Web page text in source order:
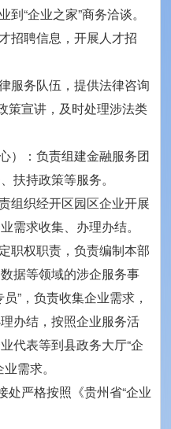
“企业之家”商务洽谈。
招聘信息，开展人才招
服务队伍，提供法律咨询
策宣讲，及时处理涉法类
）：负责组建金融服务团
扶持政策等服务。
组织经开区园区企业开展
需求收集、办理办结。
职权职责，负责编制本部
据等领域的涉企服务事
”，负责收集企业需求，
办结，按照企业服务活
代表等到县政务大厅“企
需求。
严格按照《贵州省“企业